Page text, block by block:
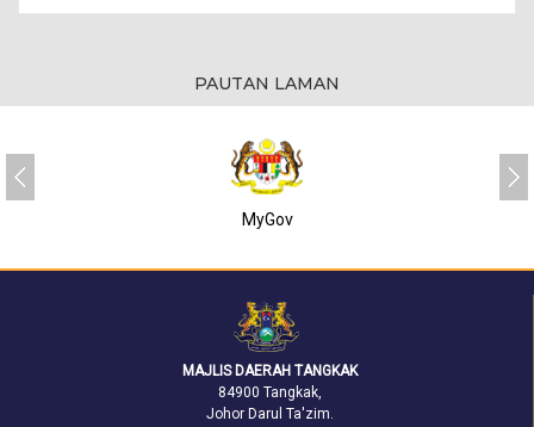
PAUTAN LAMAN
MAJLIS DAERAH TANGKAK
84900 Tangkak,
Johor Darul Ta'zim.